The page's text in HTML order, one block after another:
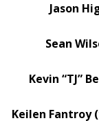
Jason
Sean
Kevin “TJ”
Keilen Fantroy